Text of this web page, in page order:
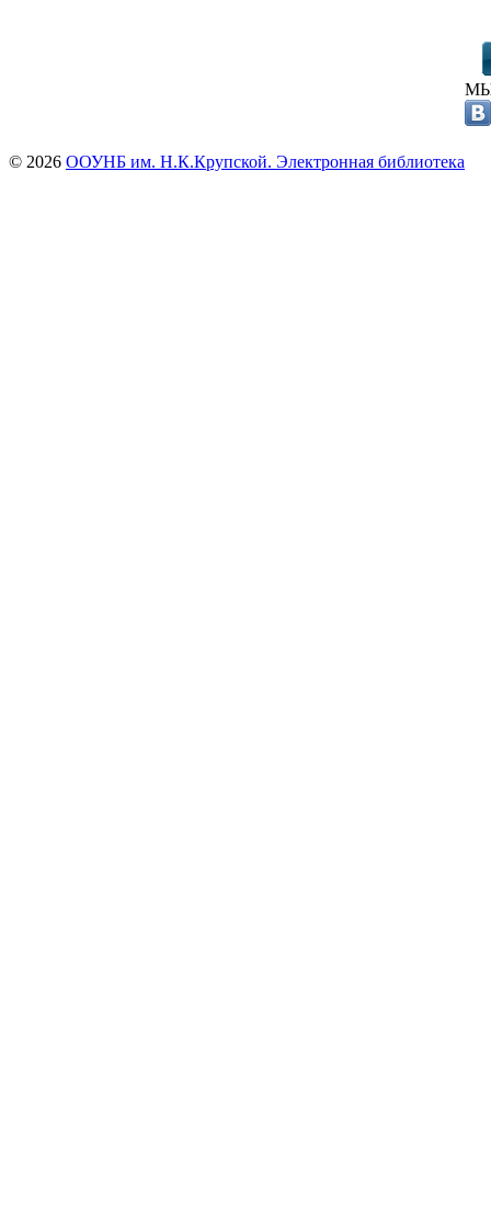
© 2026 ООУНБ им. Н.К.Крупской. Электронная библиотека